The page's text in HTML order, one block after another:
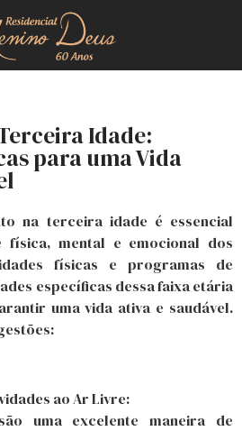
Idade:
para uma Vida
na terceira idade é essencial
física, mental e emocional dos
físicas e programas de
específicas dessa faixa etária
uma vida ativa e saudável.
ao Ar Livre:
uma excelente maneira de